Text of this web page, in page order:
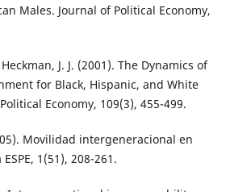
Males. Journal of Political Economy,
J. J. (2001). The Dynamics of
for Black, Hispanic, and White
Economy, 109(3), 455-499.
Movilidad intergeneracional en
1(51), 208-261.